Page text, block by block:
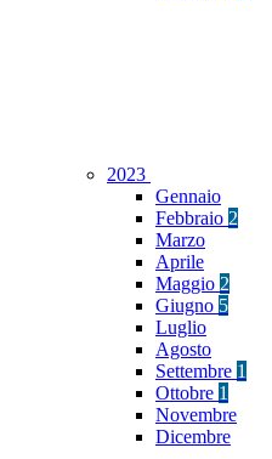
2023
Gennaio
Febbraio 2
Marzo
Aprile
Maggio 2
Giugno 5
Luglio
Agosto
Settembre 1
Ottobre 1
Novembre
Dicembre